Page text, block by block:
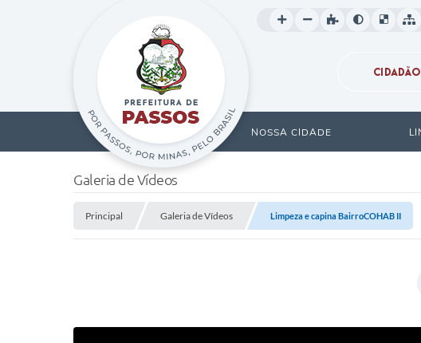
CIDADÃO
NOSSA CIDADE
Galeria de Vídeos
Principal Galeria de Vídeos Limpeza e capina BairroCOHAB II